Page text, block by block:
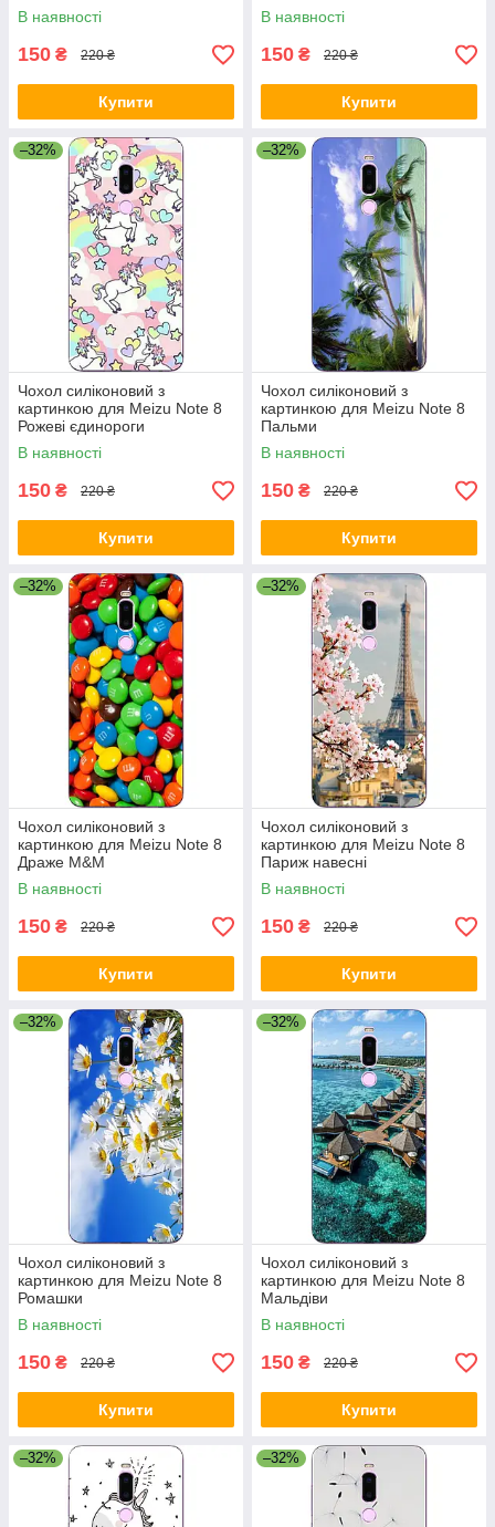
В наявності
150 ₴ 220 ₴
Купити
В наявності
150 ₴ 220 ₴
Купити
–32%
Чохол силіконовий з
картинкою для Meizu Note 8
Рожеві єдинороги
В наявності
150 ₴ 220 ₴
Купити
–32%
Чохол силіконовий з
картинкою для Meizu Note 8
Пальми
В наявності
150 ₴ 220 ₴
Купити
–32%
Чохол силіконовий з
картинкою для Meizu Note 8
Драже M&M
В наявності
150 ₴ 220 ₴
Купити
–32%
Чохол силіконовий з
картинкою для Meizu Note 8
Париж навесні
В наявності
150 ₴ 220 ₴
Купити
–32%
Чохол силіконовий з
картинкою для Meizu Note 8
Ромашки
В наявності
150 ₴ 220 ₴
Купити
–32%
Чохол силіконовий з
картинкою для Meizu Note 8
Мальдіви
В наявності
150 ₴ 220 ₴
Купити
–32% –32%